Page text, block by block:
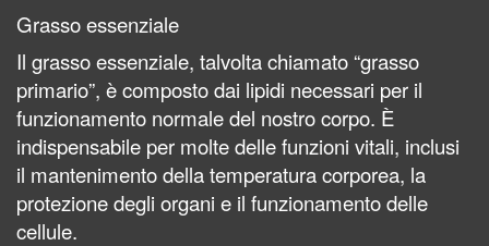
Grasso essenziale
Il grasso essenziale, talvolta chiamato “grasso
primario”, è composto dai lipidi necessari per il
funzionamento normale del nostro corpo. È
indispensabile per molte delle funzioni vitali, inclusi
il mantenimento della temperatura corporea, la
protezione degli organi e il funzionamento delle
cellule.